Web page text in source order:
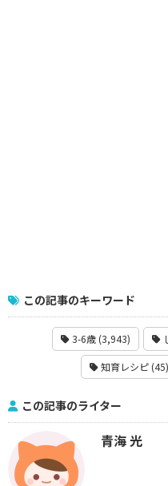
この記事のキーワード
3-6歳 (3,943)
知育レシピ (45)
この記事のライター
青海 光